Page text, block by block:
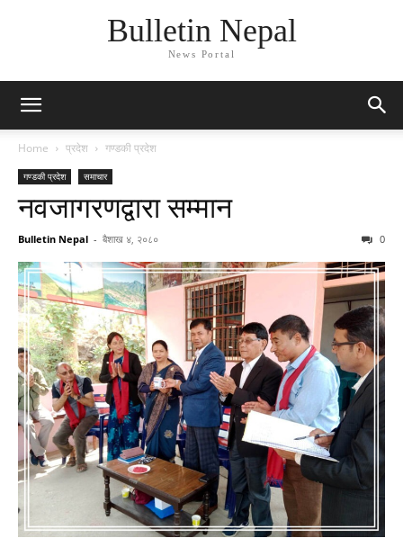
Bulletin Nepal
News Portal
Home प्रदेश गण्डकी प्रदेश
गण्डकी प्रदेश समाचार
नवजागरणद्वारा सम्मान
Bulletin Nepal - बैशाख ४, २०८० 0